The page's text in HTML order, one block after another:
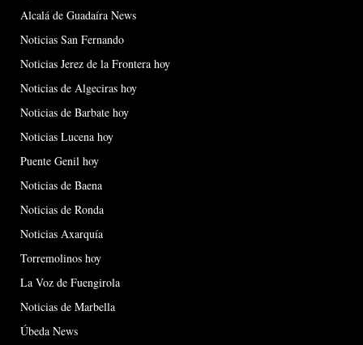
Alcalá de Guadaíra News
Noticias San Fernando
Noticias Jerez de la Frontera hoy
Noticias de Algeciras hoy
Noticias de Barbate hoy
Noticias Lucena hoy
Puente Genil hoy
Noticias de Baena
Noticias de Ronda
Noticias Axarquía
Torremolinos hoy
La Voz de Fuengirola
Noticias de Marbella
Úbeda News